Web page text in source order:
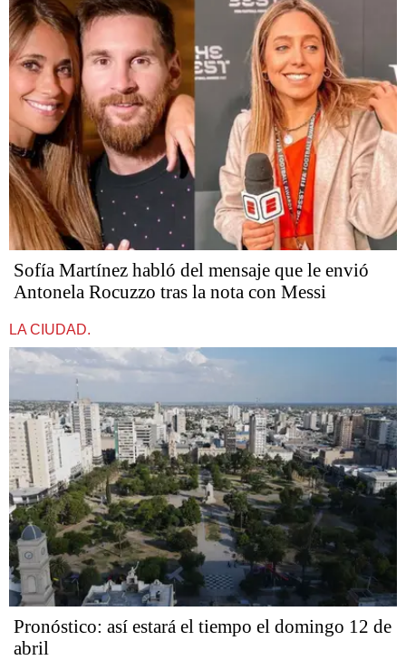
Sofía Martínez habló del mensaje que le envió
Antonela Rocuzzo tras la nota con Messi
LA CIUDAD.
Pronóstico: así estará el tiempo el domingo 12 de
abril